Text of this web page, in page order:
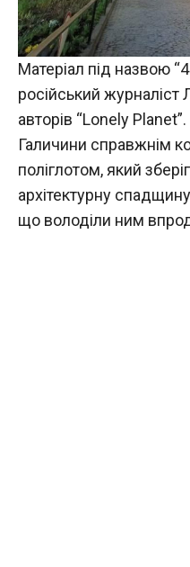
Матеріал під назвою
російський журналіст
авторів “Lonely
Галичини справжнім
поліглотом, який
архітектурну
що володіли ним